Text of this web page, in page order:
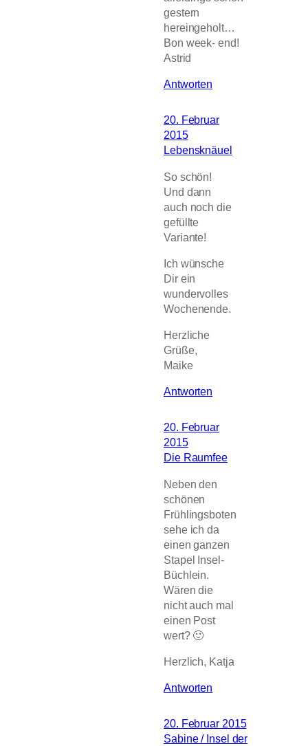
gestern
hereingeholt…
Bon week- end!
Astrid
Antworten
20. Februar
2015
Lebensknäuel
So schön!
Und dann
auch noch die
gefüllte
Variante!
Ich wünsche
Dir ein
wundervolles
Wochenende.
Herzliche
Grüße,
Maike
Antworten
20. Februar
2015
Die Raumfee
Neben den
schönen
Frühlingsboten
sehe ich da
einen ganzen
Stapel Insel-
Büchlein.
Wären die
nicht auch mal
einen Post
wert? 🙂
Herzlich, Katja
Antworten
20. Februar 2015
Sabine / Insel der